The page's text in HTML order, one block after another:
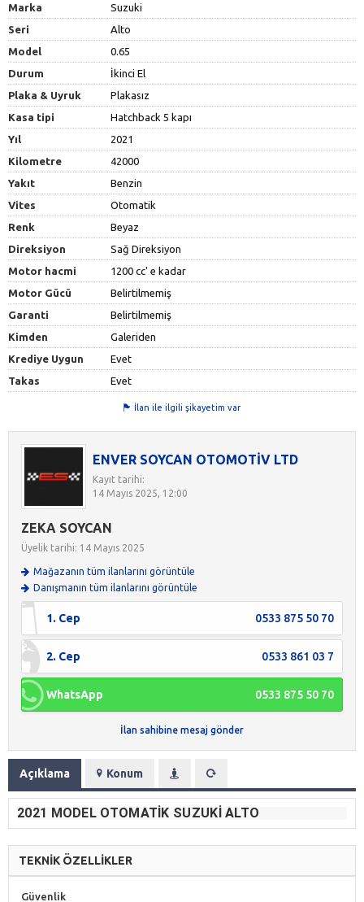
Marka
Suzuki
Seri
Alto
Model
0.65
Durum
İkinci El
Plaka & Uyruk
Plakasız
Kasa tipi
Hatchback 5 kapı
Yıl
2021
Kilometre
42000
Yakıt
Benzin
Vites
Otomatik
Renk
Beyaz
Direksiyon
Sağ Direksiyon
Motor hacmi
1200 cc' e kadar
Motor Gücü
Belirtilmemiş
Garanti
Belirtilmemiş
Kimden
Galeriden
Krediye Uygun
Evet
Takas
Evet
İlan ile ilgili şikayetim var
ENVER SOYCAN OTOMOTİV LTD
Kayıt tarihi:
14 Mayıs 2025, 12:00
ZEKA SOYCAN
Üyelik tarihi: 14 Mayıs 2025
Mağazanın tüm ilanlarını görüntüle
Danışmanın tüm ilanlarını görüntüle
1. Cep 0533 875 50 70
2. Cep 0533 861 03 7
WhatsApp 0533 875 50 70
İlan sahibine mesaj gönder
Açıklama Konum
2021 MODEL OTOMATIK SUZUKI ALTO
TEKNİK ÖZELLİKLER
Güvenlik